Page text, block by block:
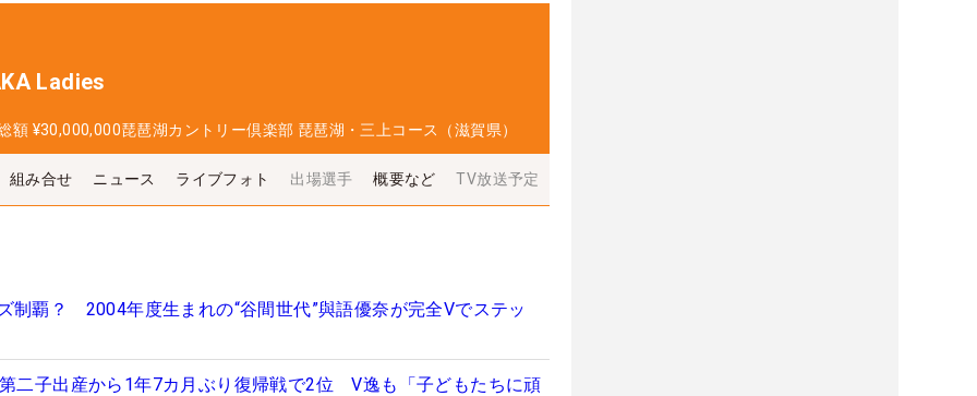
Ladies
額 ¥30,000,000琵琶湖カントリー倶楽部 琵琶湖・三上コース（滋賀県）
組み合せ ニュース ライブフォト 出場選手 概要など TV放送予定
制覇？ 2004年度生まれの“谷間世代”與語優奈が完全Vでステッ
二子出産から1年7カ月ぶり復帰戦で2位 V逸も「子どもたちに頑